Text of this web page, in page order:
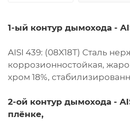
1-ый контур дымохода -
AISI 439: (08X18Т) Сталь
коррозионностойкая,
хром 18%,
2-ой контур дымохода -
плёнке,